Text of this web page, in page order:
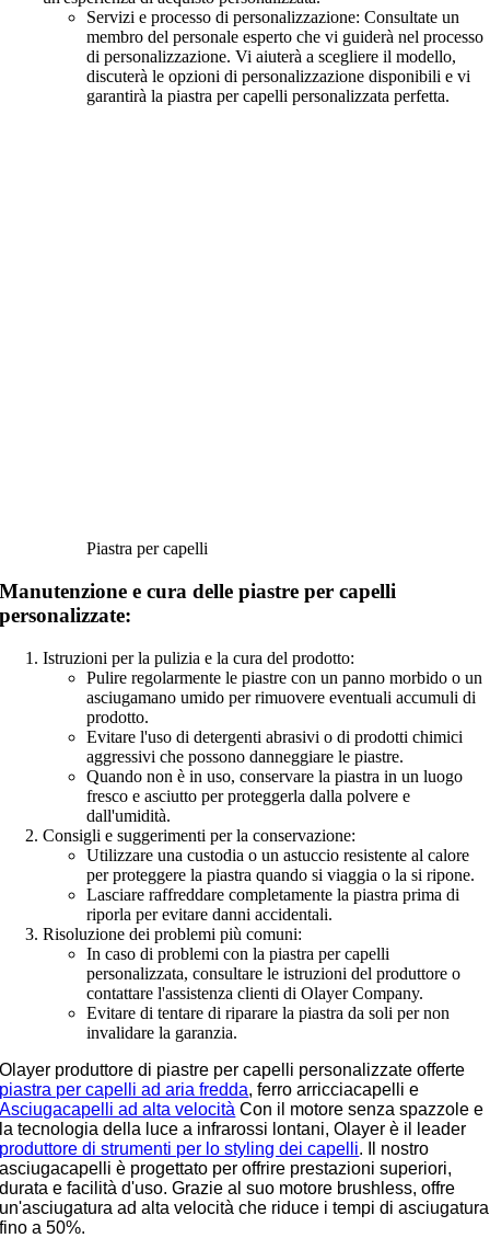
Servizi e processo di personalizzazione: Consultate un
membro del personale esperto che vi guiderà nel processo
di personalizzazione. Vi aiuterà a scegliere il modello,
discuterà le opzioni di personalizzazione disponibili e vi
garantirà la piastra per capelli personalizzata perfetta.
Piastra per capelli
Manutenzione e cura delle piastre per capelli
personalizzate:
Istruzioni per la pulizia e la cura del prodotto:
Pulire regolarmente le piastre con un panno morbido o un
asciugamano umido per rimuovere eventuali accumuli di
prodotto.
Evitare l'uso di detergenti abrasivi o di prodotti chimici
aggressivi che possono danneggiare le piastre.
Quando non è in uso, conservare la piastra in un luogo
fresco e asciutto per proteggerla dalla polvere e
dall'umidità.
Consigli e suggerimenti per la conservazione:
Utilizzare una custodia o un astuccio resistente al calore
per proteggere la piastra quando si viaggia o la si ripone.
Lasciare raffreddare completamente la piastra prima di
riporla per evitare danni accidentali.
Risoluzione dei problemi più comuni:
In caso di problemi con la piastra per capelli
personalizzata, consultare le istruzioni del produttore o
contattare l'assistenza clienti di Olayer Company.
Evitare di tentare di riparare la piastra da soli per non
invalidare la garanzia.
Olayer produttore di piastre per capelli personalizzate offerte
piastra per capelli ad aria fredda, ferro arricciacapelli e
Asciugacapelli ad alta velocità Con il motore senza spazzole e
la tecnologia della luce a infrarossi lontani, Olayer è il leader
produttore di strumenti per lo styling dei capelli. Il nostro
asciugacapelli è progettato per offrire prestazioni superiori,
durata e facilità d'uso. Grazie al suo motore brushless, offre
un'asciugatura ad alta velocità che riduce i tempi di asciugatura
fino a 50%.